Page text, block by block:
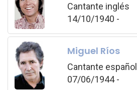
Cantante inglés
14/10/1940 -
Miguel Ríos
Cantante español
07/06/1944 -